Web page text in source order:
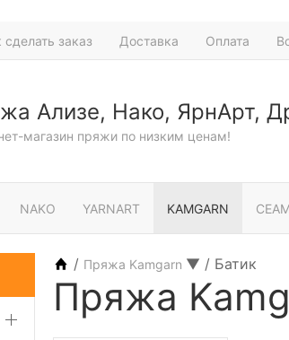
сделать заказ Доставка Оплата
Ализе, Нако, ЯрнАрт,
магазин пряжи по низким ценам!
NAKO YARNART KAMGARN СЕАМ
/ Пряжа Kamgarn ▼ / Батик
Пряжа